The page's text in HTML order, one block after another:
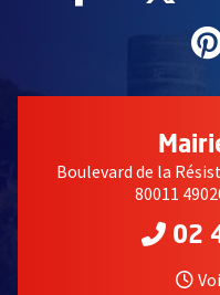
Boulevard de la
80011
02